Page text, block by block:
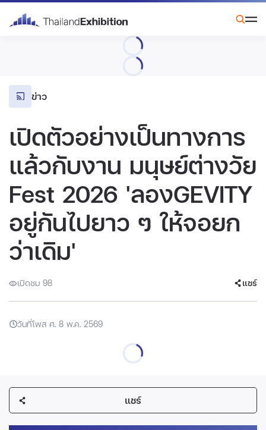
ข่าว
เปิดตัวอย่างเป็นทางการ
แล้วกับงาน มนุษย์ต่างวัย
Fest 2026 'ลองGEVITY
อยู่กันไปยาว ๆ ให้จอยก
ว่าเดิม'
เปิดชม 98 แชร์
วันที่โพส ศ. 8 พ.ค. 2569
แชร์